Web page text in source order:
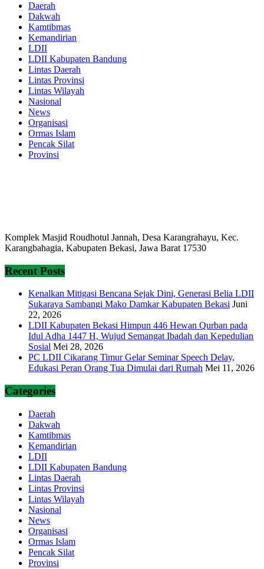
Daerah
Dakwah
Kamtibmas
Kemandirian
LDII
LDII Kabupaten Bandung
Lintas Daerah
Lintas Provinsi
Lintas Wilayah
Nasional
News
Organisasi
Ormas Islam
Pencak Silat
Provinsi
Komplek Masjid Roudhotul Jannah, Desa Karangrahayu, Kec.
Karangbahagia, Kabupaten Bekasi, Jawa Barat 17530
Recent Posts
Kenalkan Mitigasi Bencana Sejak Dini, Generasi Belia LDII
Sukaraya Sambangi Mako Damkar Kabupaten Bekasi Juni
22, 2026
LDII Kabupaten Bekasi Himpun 446 Hewan Qurban pada
Idul Adha 1447 H, Wujud Semangat Ibadah dan Kepedulian
Sosial Mei 28, 2026
PC LDII Cikarang Timur Gelar Seminar Speech Delay,
Edukasi Peran Orang Tua Dimulai dari Rumah Mei 11, 2026
Categories
Daerah
Dakwah
Kamtibmas
Kemandirian
LDII
LDII Kabupaten Bandung
Lintas Daerah
Lintas Provinsi
Lintas Wilayah
Nasional
News
Organisasi
Ormas Islam
Pencak Silat
Provinsi